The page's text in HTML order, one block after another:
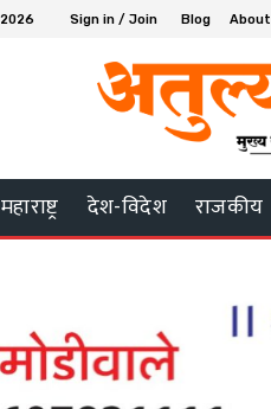
Sign in / Join Blog About
महाराष्ट्र देश-विदेश राजकीय